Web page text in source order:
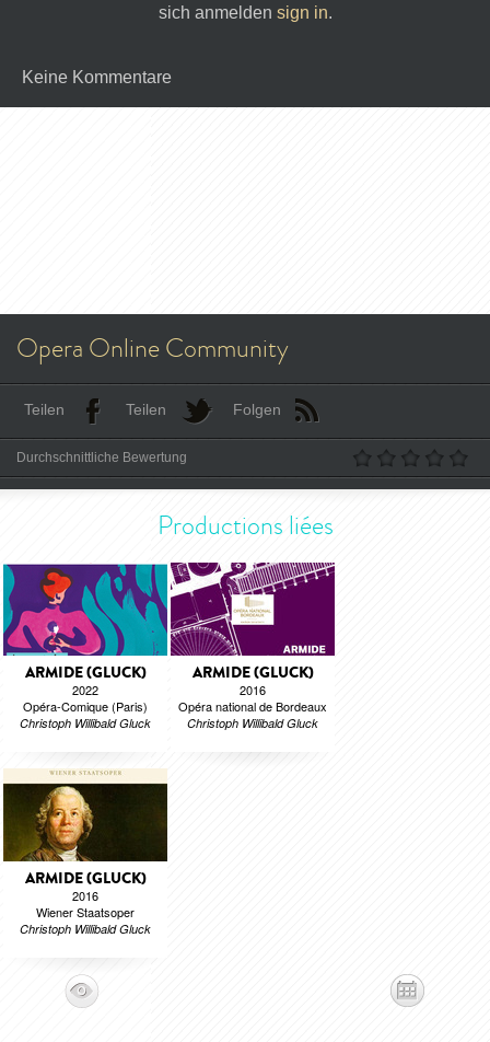
sich anmelden sign in.
Keine Kommentare
Opera Online Community
Teilen Teilen Folgen
Durchschnittliche Bewertung
Productions liées
ARMIDE (GLUCK)
2022
Opéra-Comique (Paris)
Christoph Willibald Gluck
ARMIDE (GLUCK)
2016
Opéra national de Bordeaux
Christoph Willibald Gluck
ARMIDE (GLUCK)
2016
Wiener Staatsoper
Christoph Willibald Gluck